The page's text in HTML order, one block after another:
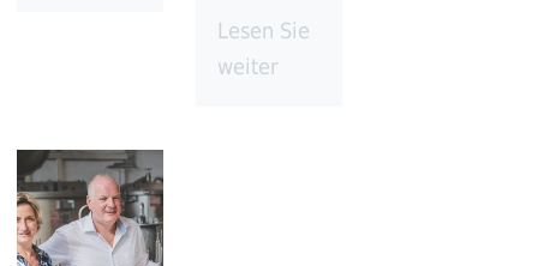
Lesen Sie
weiter